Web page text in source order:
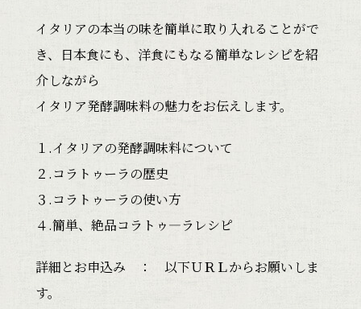
イタリアの本当の味を簡単に取り入れることがで
き、日本食にも、洋食にもなる簡単なレシピを紹
介しながら
イタリア発酵調味料の魅力をお伝えします。
１.イタリアの発酵調味料について
２.コラトゥーラの歴史
３.コラトゥーラの使い方
４.簡単、絶品コラトゥ―ラレシピ
詳細とお申込み ： 以下ＵＲＬからお願いしま
す。